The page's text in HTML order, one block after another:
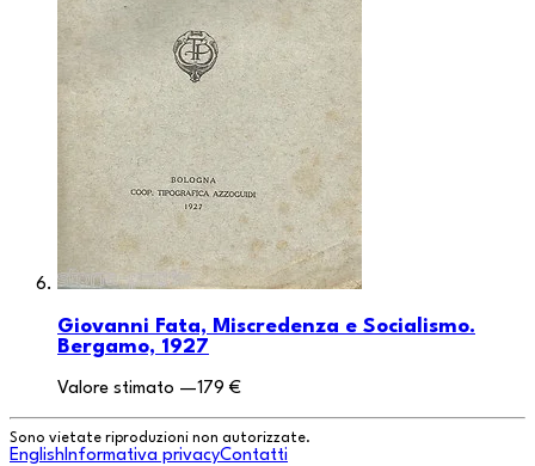
Giovanni Fata, Miscredenza e Socialismo.
Bergamo, 1927
Valore stimato —179 €
Sono vietate riproduzioni non autorizzate.
English Informativa privacyContatti